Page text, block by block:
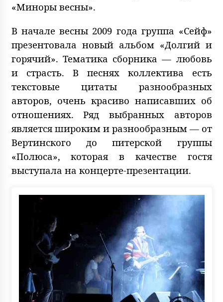
«Миноры весны».
В начале весны 2009 года группа «Сейф»
презентовала новый альбом «Долгий и
горячий». Тематика сборника — любовь
и страсть. В песнях коллектива есть
текстовые цитаты разнообразных
авторов, очень красиво написавших об
отношениях. Ряд выбранных авторов
является широким и разнообразным — от
Вертинского до питерской группы
«Полюса», которая в качестве гостя
выступала на концерте-презентации.